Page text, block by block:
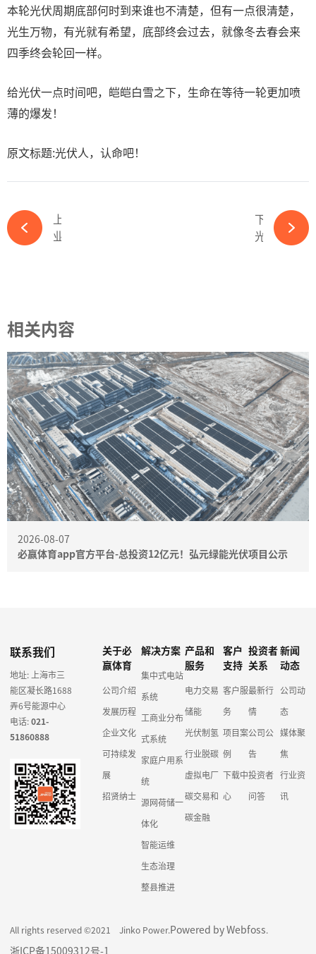
本轮光伏周期底部何时到来谁也不清楚，但有一点很清楚，
光生万物，有光就有希望，底部终会过去，就像冬去春会来
四季终会轮回一样。
给光伏一点时间吧，皑皑白雪之下，生命在等待一轮更加喷
薄的爆发！
原文标题:光伏人，认命吧！
下一篇
光伏组件回收：环保与经济新机遇！-必赢体育app官方平台
相关内容
2026-08-07
必赢体育app官方平台-总投资12亿元！弘元绿能光伏项目公示
联系我们
地址: 上海市三
能区凝长路1688
弄6号能源中心
电话:021-
51860888
关于必
赢体育
公司介绍
发展历程
企业文化
可持续发
展
招贤纳士
解决方案
集中式电站
系统
工商业分布
式系统
家庭户用系
统
源网荷储一
体化
智能运维
生态治理
整县推进
产品和
服务
电力交易
储能
光伏制氢
行业脱碳
虚拟电厂
碳交易和
碳金融
客户
支持
客户服
务
项目案
例
下载中
心
投资者
关系
最新行
情
公司公
告
投资者
问答
新闻
动态
公司动
态
媒体聚
焦
行业资
讯
All rights reserved ©2021 Jinko Power.Powered by Webfoss.
浙ICP备15009312号-1